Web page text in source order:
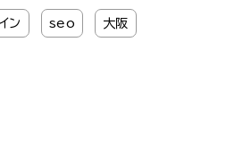
ン seo 大阪